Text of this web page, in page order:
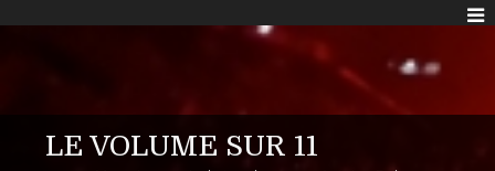
LE VOLUME SUR 11